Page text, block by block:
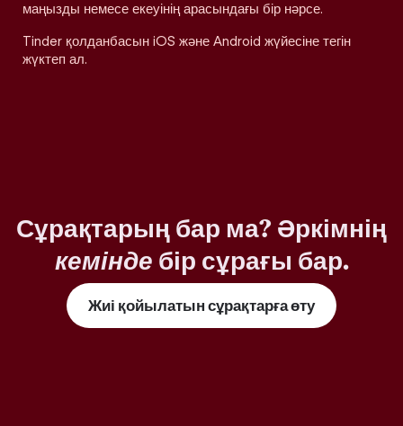
маңызды немесе екеуінің арасындағы бір нәрсе.
Tinder қолданбасын iOS және Android жүйесіне тегін
жүктеп ал.
Сұрақтарың бар ма? Әркімнің
кемінде бір сұрағы бар.
Жиі қойылатын сұрақтарға өту